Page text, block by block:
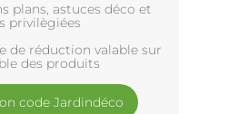
plans, astuces déco et
privilègiées
de réduction valable sur
des produits
code Jardindéco